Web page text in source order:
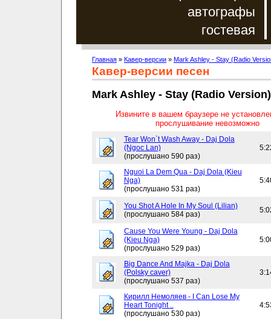
автографы
гостевая
Главная » Кавер-версии » Mark Ashley - Stay (Radio
Кавер-версии песен
Mark Ashley - Stay (Radio Version)
Извините в вашем браузере не
прослушивание невозможно
Tear Won`t Wash Away - Daj Dola
(Ngoc Lan)
(прослушано 590 раз)
Nguoi La Dem Qua - Daj Dola (Kieu
Nga)
(прослушано 531 раз)
You Shot A Hole In My Soul (Lilian)
(прослушано 584 раз)
Cause You Were Young - Daj Dola
(Kieu Nga)
(прослушано 529 раз)
Big Dance And Majka - Daj Dola
(Polsky caver)
(прослушано 537 раз)
Кирилл Немоляев - I Can Lose My
Heart Tonight ..
(прослушано 530 раз)